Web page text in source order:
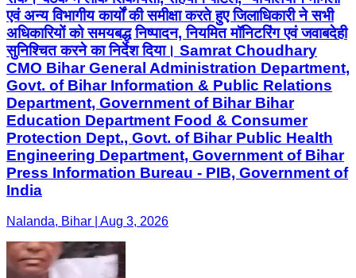
एवं अन्य विभागीय कार्यों की समीक्षा करते हुए जिलाधिकारी ने सभी
अधिकारियों को समयबद्ध निष्पादन, नियमित मॉनिटरिंग एवं जवाबदेही
सुनिश्चित करने का निर्देश दिया। Samrat Choudhary
CMO Bihar General Administration Department,
Govt. of Bihar Information & Public Relations
Department, Government of Bihar Bihar
Education Department Food & Consumer
Protection Dept., Govt. of Bihar Public Health
Engineering Department, Government of Bihar
Press Information Bureau - PIB, Government of
India
Nalanda, Bihar | Aug 3, 2026